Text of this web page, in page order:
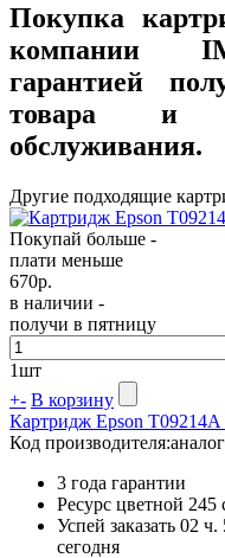
Покупка
компании
гарантией
товара и
обслуживания.
Другие подходящие
Покупай больше -
плати меньше
670р.
в наличии -
получи в пятницу
1шт
+- В корзину
Картридж Epson
Код производителя:
3 года гарантии
Ресурс цветной 245
Успей заказать 02
сегодня